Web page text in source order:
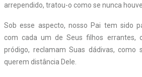
arrependido, tratou-o como se nunca
Sob esse aspecto, nosso Pai tem sido
com cada um de Seus filhos errantes,
pródigo, reclamam Suas dádivas, como
querem distância Dele.